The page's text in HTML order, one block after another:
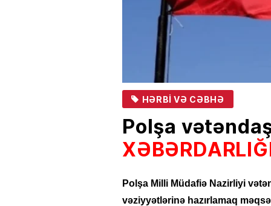
HƏRBI VƏ CƏBHƏ
Polşa
Polşa Milli Müdafiə Nazirliyi
vəziyyətlərinə hazırlamaq